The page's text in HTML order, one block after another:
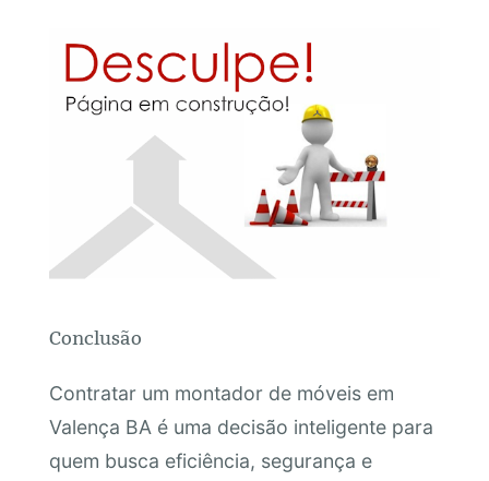
Conclusão
Contratar um montador de móveis em
Valença BA é uma decisão inteligente para
quem busca eficiência, segurança e